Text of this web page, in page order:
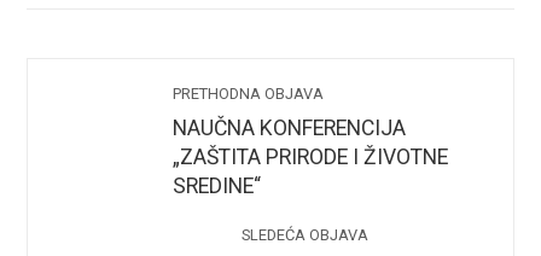
PRETHODNA OBJAVA
NAUČNA KONFERENCIJA
„ZAŠTITA PRIRODE I ŽIVOTNE
SREDINE“
SLEDEĆA OBJAVA